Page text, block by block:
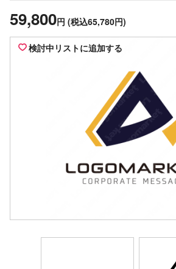
59,800円 (税込65,780円)
検討中リストに追加する